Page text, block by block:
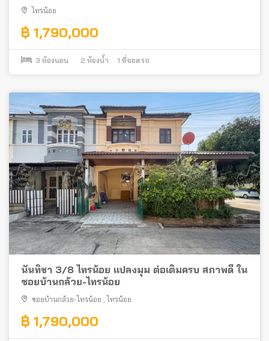
ไทรน้อย
฿ 1,790,000
3 ห้องนอน 2 ห้องน้ำ 1 ที่จอดรถ
นันทิชา 3/8 ไทรน้อย แปลงมุม ต่อเติมครบ สภาพดี ใน
ซอยบ้านกล้วย-ไทรน้อย
ซอยบ้านกล้วย-ไทรน้อย , ไทรน้อย
฿ 1,790,000